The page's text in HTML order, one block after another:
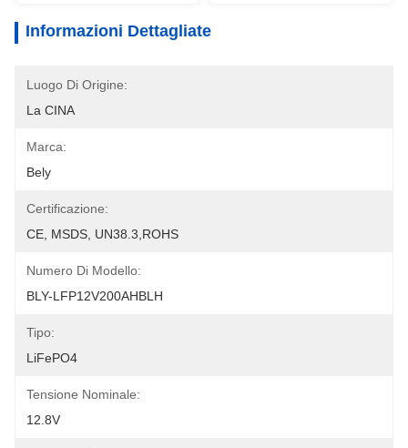
Informazioni Dettagliate
Luogo Di Origine:
La CINA
Marca:
Bely
Certificazione:
CE, MSDS, UN38.3,ROHS
Numero Di Modello:
BLY-LFP12V200AHBLH
Tipo:
LiFePO4
Tensione Nominale:
12.8V